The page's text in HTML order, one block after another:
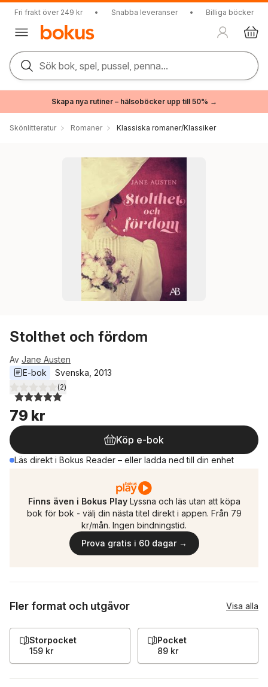
Fri frakt över 249 kr • Snabba leveranser • Billiga böcker
Sök bok, spel, pussel, penna...
Skapa nya rutiner – hälsoböcker upp till 50% →
Skönlitteratur Romaner Klassiska romaner/Klassiker
Stolthet och fördom
Av Jane Austen
E-bok
Svenska 2013
5,0utav 5 stjärnor. Totalt antal röster:
(2)
79 kr
Köp e-bok
Läs direkt i Bokus Reader – eller ladda ned till din enhet
Finns även i Bokus Play Lyssna och läs utan att köpa
bok för bok - välj din nästa titel direkt i appen. Från 79
kr/mån. Ingen bindningstid.
Prova gratis i 60 dagar →
Fler format och utgåvor Visa alla
Storpocket
159 kr
Pocket
89 kr